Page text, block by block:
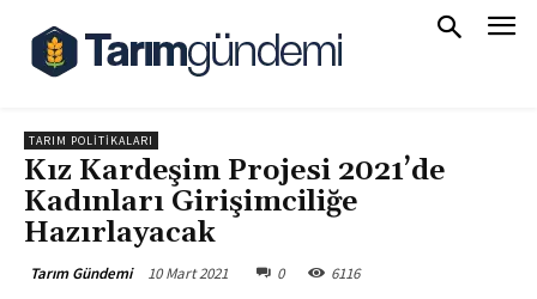
TARIM POLITIKALARI
Kız Kardeşim Projesi 2021’de
Kadınları Girişimciliğe
Hazırlayacak
Tarım Gündemi 10 Mart 2021 0 6116